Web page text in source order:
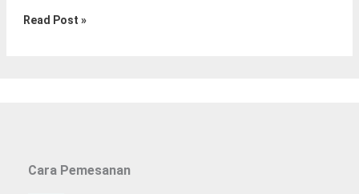
Readymix
Jayamix
Read Post »
Cara Pemesanan